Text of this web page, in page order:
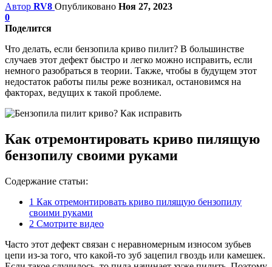
Автор RV8 Опубликовано Ноя 27, 2023
0
Поделится
Что делать, если бензопила криво пилит? В большинстве
случаев этот дефект быстро и легко можно исправить, если
немного разобраться в теории. Также, чтобы в будущем этот
недостаток работы пилы реже возникал, остановимся на
факторах, ведущих к такой проблеме.
Как отремонтировать криво пилящую
бензопилу своими руками
Содержание статьи:
1 Как отремонтировать криво пилящую бензопилу
своими руками
2 Смотрите видео
Часто этот дефект связан с неравномерным износом зубьев
цепи из-за того, что какой-то зуб зацепил гвоздь или камешек.